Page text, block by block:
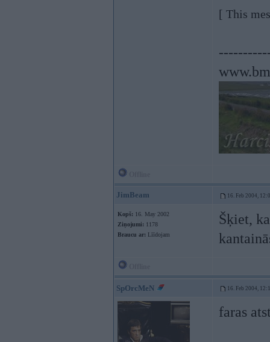
[ This
JimBeam 16. Feb 2004,
Kopš: 16. May 2002
Ziņojumi: 1178
Braucu ar: Līīdojam
Šķiet,
SpOrcMeN 16. Feb 2004,
faras